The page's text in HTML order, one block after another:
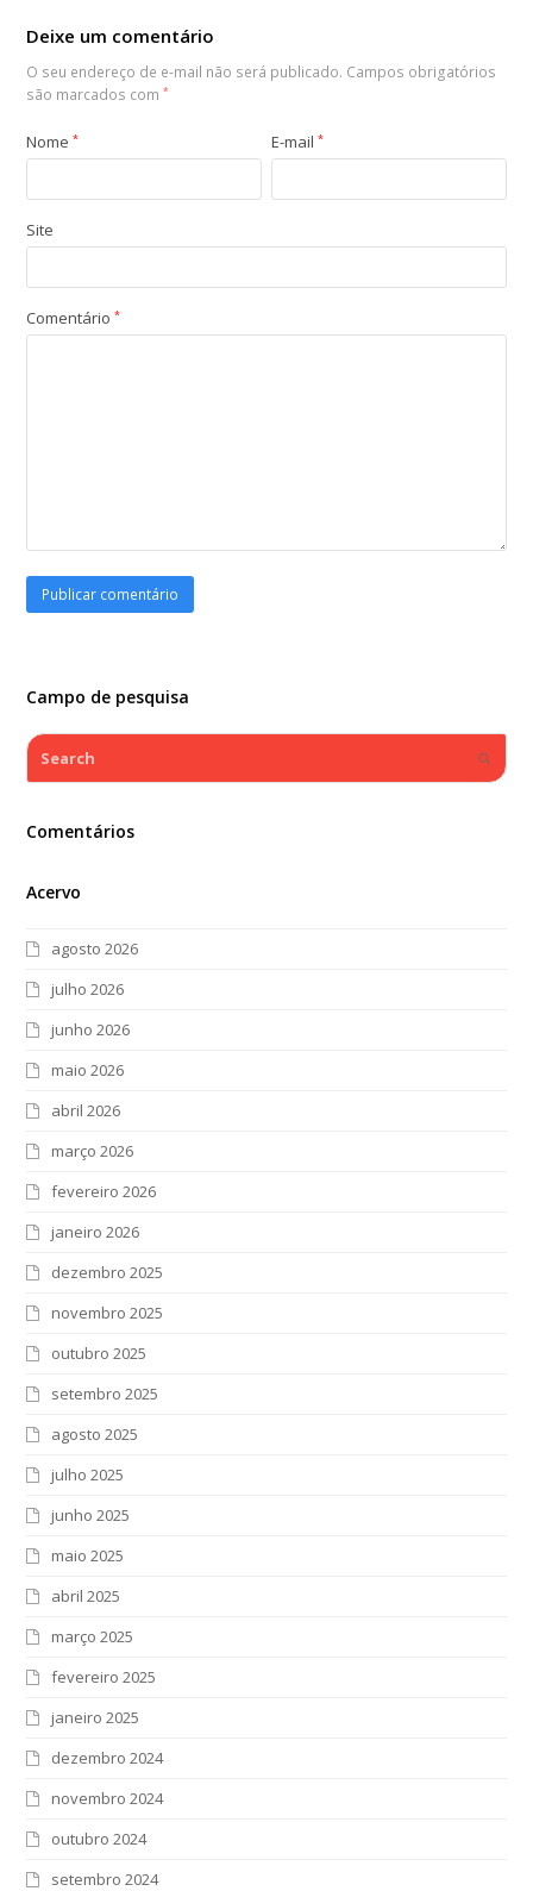
Deixe um comentário
O seu endereço de e-mail não será publicado. Campos obrigatórios
são marcados com*
Nome* E-mail*
Site
Comentário*
Campo de pesquisa
Search
Comentários
Acervo
agosto 2026
julho 2026
junho 2026
maio 2026
abril 2026
março 2026
fevereiro 2026
janeiro 2026
dezembro 2025
novembro 2025
outubro 2025
setembro 2025
agosto 2025
julho 2025
junho 2025
maio 2025
abril 2025
março 2025
fevereiro 2025
janeiro 2025
dezembro 2024
novembro 2024
outubro 2024
setembro 2024